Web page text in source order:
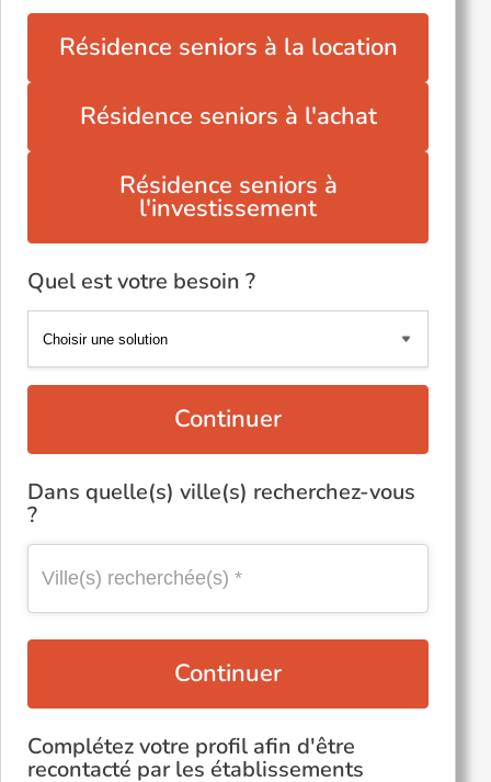
Résidence seniors à la location
Résidence seniors à l'achat
Résidence seniors à
l'investissement
Quel est votre besoin ?
Continuer
Dans quelle(s) ville(s) recherchez-vous
?
Continuer
Complétez votre profil afin d'être
recontacté par les établissements